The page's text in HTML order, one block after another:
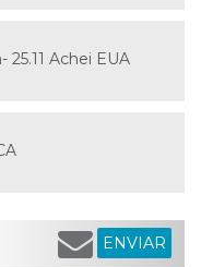
Achei EUA
ENVIAR